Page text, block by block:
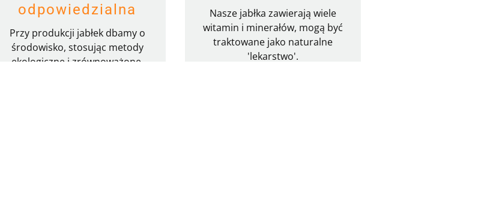
odpowiedzialna
Przy produkcji jabłek dbamy o
środowisko, stosując metody
ekologiczne i zrównoważone.
Nasze jabłka zawierają wiele
witamin i minerałów, mogą być
traktowane jako naturalne
'lekarstwo'.